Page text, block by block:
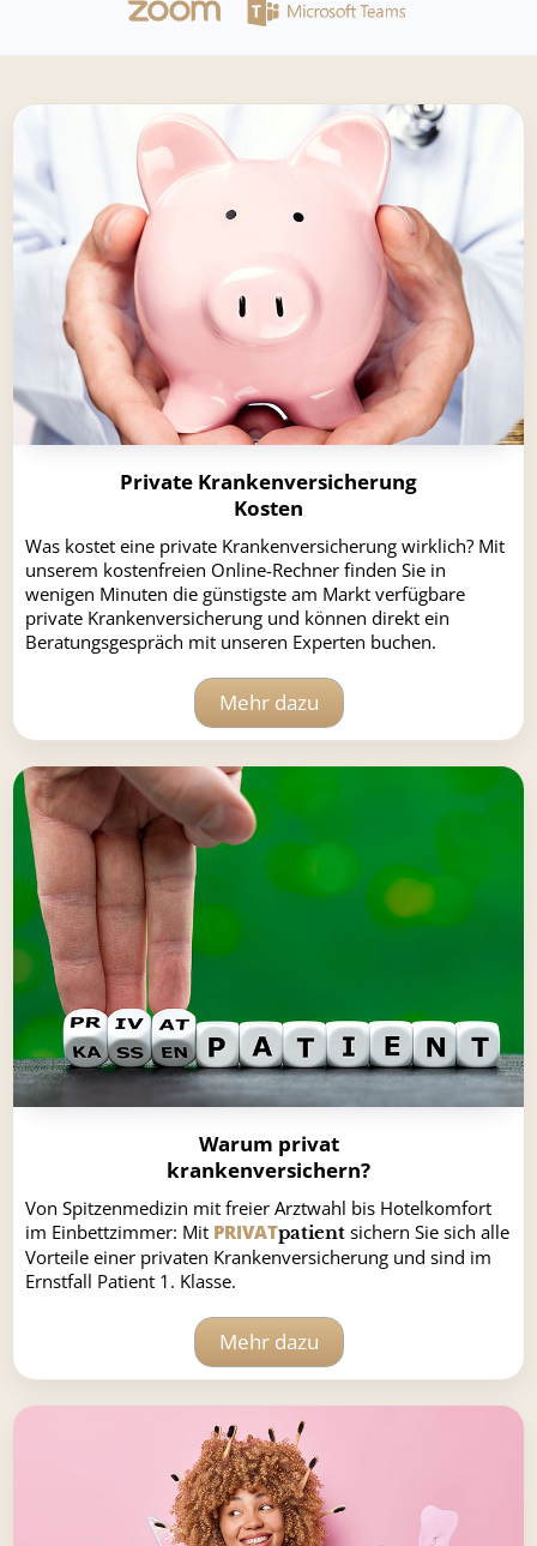
Private Krankenversicherung
Kosten
Was kostet eine private Krankenversicherung wirklich? Mit
unserem kostenfreien Online-Rechner finden Sie in
wenigen Minuten die günstigste am Markt verfügbare
private Krankenversicherung und können direkt ein
Beratungsgespräch mit unseren Experten buchen.
Mehr dazu
Warum privat
krankenversichern?
Von Spitzenmedizin mit freier Arztwahl bis Hotelkomfort
im Einbettzimmer: Mit PRIVATpatient sichern Sie sich alle
Vorteile einer privaten Krankenversicherung und sind im
Ernstfall Patient 1. Klasse.
Mehr dazu